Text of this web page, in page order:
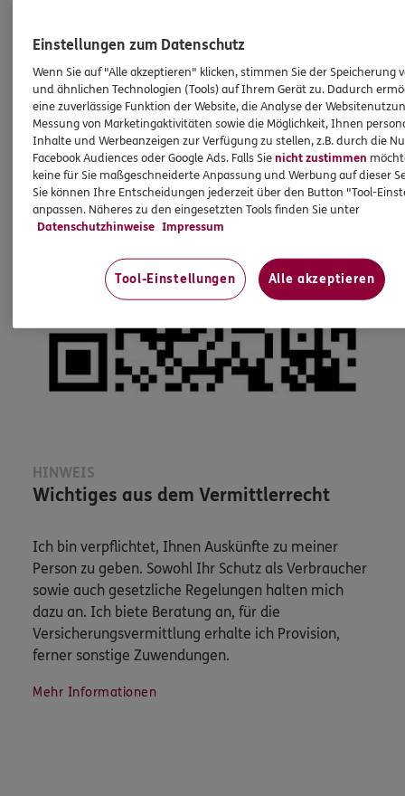
HINWEIS
Wichtiges aus dem Vermittlerrecht
Ich bin verpflichtet, Ihnen Auskünfte zu meiner
Person zu geben. Sowohl Ihr Schutz als Verbraucher
sowie auch gesetzliche Regelungen halten mich
dazu an. Ich biete Beratung an, für die
Versicherungsvermittlung erhalte ich Provision,
ferner sonstige Zuwendungen.
Mehr Informationen
Einstellungen zum Datenschutz
Wenn Sie auf "Alle akzeptieren" klicken, stimmen Sie der Speicherung
und ähnlichen Technologien (Tools) auf Ihrem Gerät zu. Dadurch
eine zuverlässige Funktion der Website, die Analyse der
Messung von Marketingaktivitäten sowie die Möglichkeit, Ihnen
Inhalte und Werbeanzeigen zur Verfügung zu stellen, z.B. durch die
Facebook Audiences oder Google Ads. Falls Sienicht zustimmen
keine für Sie maßgeschneiderte Anpassung und Werbung auf dieser
Sie können Ihre Entscheidungen jederzeit über den Button "Tool-
anpassen. Näheres zu den eingesetzten Tools finden Sie unter
Datenschutzhinweise Impressum
Tool-Einstellungen Alle akzeptieren